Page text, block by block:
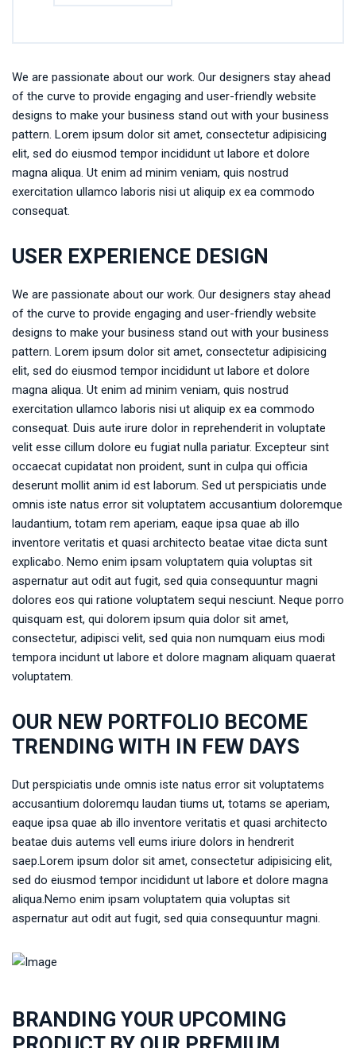
We are passionate about our work. Our designers stay ahead
of the curve to provide engaging and user-friendly website
designs to make your business stand out with your business
pattern. Lorem ipsum dolor sit amet, consectetur adipisicing
elit, sed do eiusmod tempor incididunt ut labore et dolore
magna aliqua. Ut enim ad minim veniam, quis nostrud
exercitation ullamco laboris nisi ut aliquip ex ea commodo
consequat.
USER EXPERIENCE DESIGN
We are passionate about our work. Our designers stay ahead
of the curve to provide engaging and user-friendly website
designs to make your business stand out with your business
pattern. Lorem ipsum dolor sit amet, consectetur adipisicing
elit, sed do eiusmod tempor incididunt ut labore et dolore
magna aliqua. Ut enim ad minim veniam, quis nostrud
exercitation ullamco laboris nisi ut aliquip ex ea commodo
consequat. Duis aute irure dolor in reprehenderit in voluptate
velit esse cillum dolore eu fugiat nulla pariatur. Excepteur sint
occaecat cupidatat non proident, sunt in culpa qui officia
deserunt mollit anim id est laborum. Sed ut perspiciatis unde
omnis iste natus error sit voluptatem accusantium doloremque
laudantium, totam rem aperiam, eaque ipsa quae ab illo
inventore veritatis et quasi architecto beatae vitae dicta sunt
explicabo. Nemo enim ipsam voluptatem quia voluptas sit
aspernatur aut odit aut fugit, sed quia consequuntur magni
dolores eos qui ratione voluptatem sequi nesciunt. Neque porro
quisquam est, qui dolorem ipsum quia dolor sit amet,
consectetur, adipisci velit, sed quia non numquam eius modi
tempora incidunt ut labore et dolore magnam aliquam quaerat
voluptatem.
OUR NEW PORTFOLIO BECOME
TRENDING WITH IN FEW DAYS
Dut perspiciatis unde omnis iste natus error sit voluptatems
accusantium doloremqu laudan tiums ut, totams se aperiam,
eaque ipsa quae ab illo inventore veritatis et quasi architecto
beatae duis autems vell eums iriure dolors in hendrerit
saep.Lorem ipsum dolor sit amet, consectetur adipisicing elit,
sed do eiusmod tempor incididunt ut labore et dolore magna
aliqua.Nemo enim ipsam voluptatem quia voluptas sit
aspernatur aut odit aut fugit, sed quia consequuntur magni.
BRANDING YOUR UPCOMING